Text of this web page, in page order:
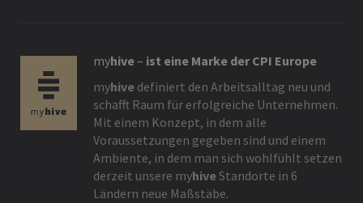
myhive– ist eine Marke der CPI Europe
myhive definiert den Arbeitsalltag neu und
schafft Raum für erfolgreiche Unternehmen.
Mit einem Konzept, in dem alle
Voraussetzungen gegeben sind und einem
Ambiente, in dem man sich wohlfühlt setzen
derzeit unsere myhiveStandorte in 6
Ländern neue Maßstäbe.